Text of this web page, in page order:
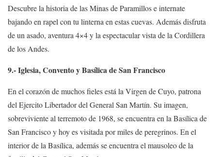
Descubre la historia de las Minas de Paramillos e internate
bajando en rapel con tu linterna en estas cuevas. Además disfruta
de un asado, aventura 4×4 y la espectacular vista de la Cordillera
de los Andes.
9.- Iglesia, Convento y Basílica de San Francisco
En el corazón de muchos fieles está la Virgen de Cuyo, patrona
del Ejercito Libertador del General San Martín. Su imagen,
sobreviviente al terremoto de 1968, se encuentra en la Basílica de
San Francisco y hoy es visitada por miles de peregrinos. En el
interior de la Basílica, además se encuentra el mausoleo de la